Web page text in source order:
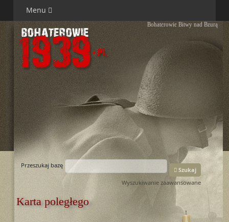
Menu
Bohaterowie Bitwy nad Bzurą
Przeszukaj bazę
Szukaj
Wyszukiwanie zaawansowane
Karta poległego